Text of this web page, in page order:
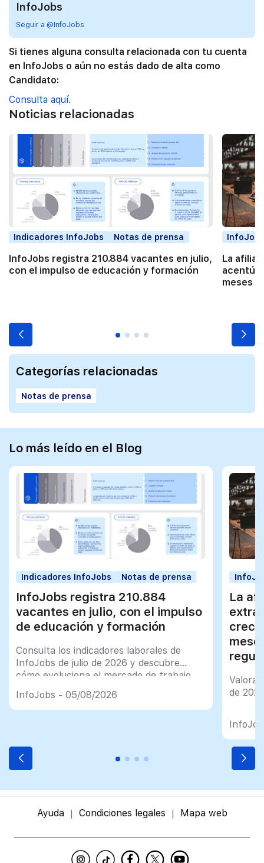
InfoJobs
Seguir a @InfoJobs
Si tienes alguna consulta relacionada con tu cuenta
en InfoJobs o aún no estás dado de alta como
Candidato:
Consulta aquí.
Noticias relacionadas
Indicadores InfoJobs Notas de prensa
InfoJobs registra 210.884 vacantes en julio,
con el impulso de educación y formación
La
acentúa
meses
Categorías relacionadas
Notas de prensa
Lo más leído en el Blog
Indicadores InfoJobs Notas de prensa
InfoJobs registra 210.884
vacantes en julio, con el impulso
de educación y formación
Consulta los indicadores laborales de
InfoJobs de julio de 2026 y descubre
cómo evoluciona el mercado de trabajo
InfoJobs - 05/08/2026
La
de
Ayuda Condiciones legales Mapa web